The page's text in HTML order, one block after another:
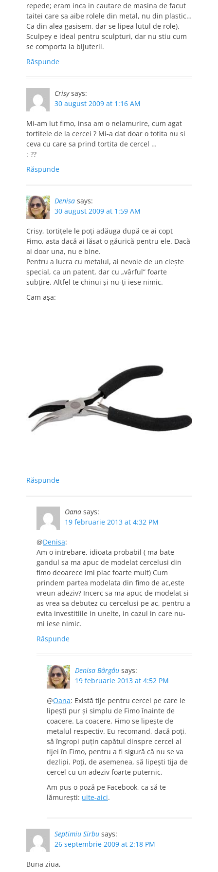
repede; eram inca in cautare de masina de facut
taitei care sa aibe rolele din metal, nu din plastic…
Ca din alea gasisem, dar se lipea lutul de role).
Sculpey e ideal pentru sculpturi, dar nu stiu cum
se comporta la bijuterii.
Răspunde
Crisy says:
30 august 2009 at 1:16 AM
Mi-am lut fimo, insa am o nelamurire, cum agat
tortitele de la cercei ? Mi-a dat doar o totita nu si
ceva cu care sa prind tortita de cercel …
:-??
Răspunde
Denisa says:
30 august 2009 at 1:59 AM
Crisy, tortiţele le poţi adăuga după ce ai copt
Fimo, asta dacă ai lăsat o găurică pentru ele. Dacă
ai doar una, nu e bine.
Pentru a lucra cu metalul, ai nevoie de un cleşte
special, ca un patent, dar cu „vârful” foarte
subţire. Altfel te chinui şi nu-ţi iese nimic.
Cam aşa:
Răspunde
Oana says:
19 februarie 2013 at 4:32 PM
@Denisa:
Am o intrebare, idioata probabil ( ma bate
gandul sa ma apuc de modelat cercelusi din
fimo deoarece imi plac foarte mult) Cum
prindem partea modelata din fimo de ac,este
vreun adeziv? Incerc sa ma apuc de modelat si
as vrea sa debutez cu cercelusi pe ac, pentru a
evita investitiile in unelte, in cazul in care nu-
mi iese nimic.
Răspunde
Denisa Bârgău says:
19 februarie 2013 at 4:52 PM
@Oana: Există tije pentru cercei pe care le
lipeşti pur şi simplu de Fimo înainte de
coacere. La coacere, Fimo se lipeşte de
metalul respectiv. Eu recomand, dacă poţi,
să îngropi puţin capătul dinspre cercel al
tijei în Fimo, pentru a fi sigură că nu se va
dezlipi. Poţi, de asemenea, să lipeşti tija de
cercel cu un adeziv foarte puternic.
Am pus o poză pe Facebook, ca să te
lămureşti: uite-aici.
Septimiu Sirbu says:
26 septembrie 2009 at 2:18 PM
Buna ziua,